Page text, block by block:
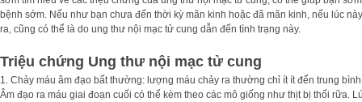
bệnh sớm. Nếu như bạn chưa đến thời kỳ mãn kinh hoặc đã mãn kinh, nếu lúc
ra, cũng có thể là do ung thư nội mạc tử cung dẫn đến tình trạng này.
Triệu chứng Ung thư nội mạc tử cung
1. Chảy máu âm đạo bất thường: lượng máu chảy ra thường chỉ ít ít đến trung
Âm đạo ra máu giai đoạn cuối có thể kèm theo các mô giống như thịt bị thối rữa.